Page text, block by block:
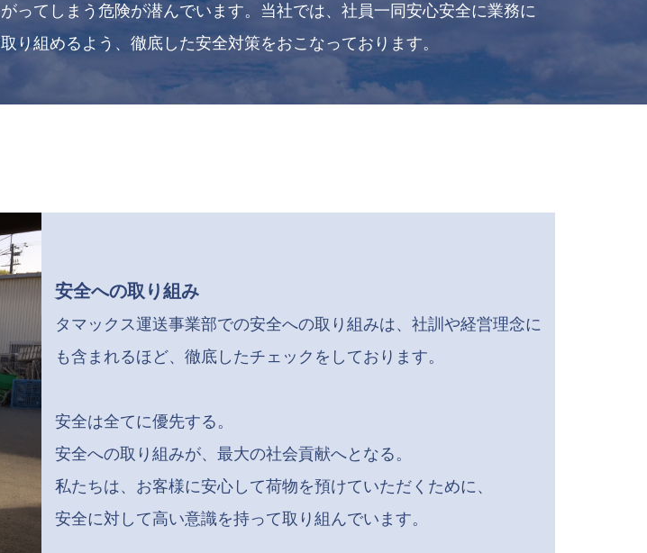
がってしまう危険が潜んでいます。当社では、社員一同安心安全に業務に
取り組めるよう、徹底した安全対策をおこなっております。
安全への取り組み
タマックス運送事業部での安全への取り組みは、社訓や経営理念に
も含まれるほど、徹底したチェックをしております。
安全は全てに優先する。
安全への取り組みが、最大の社会貢献へとなる。
私たちは、お客様に安心して荷物を預けていただくために、
安全に対して高い意識を持って取り組んでいます。